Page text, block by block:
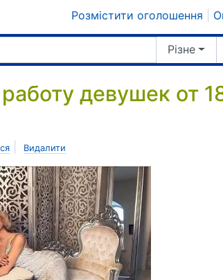
Розмістити оголошення
Різне
девушек от
Видалити